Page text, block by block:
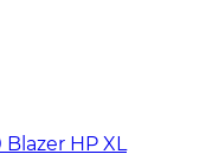
HP XL